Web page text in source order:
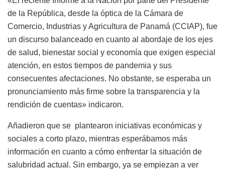
de la República, desde la óptica de la Cámara de
Comercio, Industrias y Agricultura de Panamá (CCIAP), fue
un discurso balanceado en cuanto al abordaje de los ejes
de salud, bienestar social y economía que exigen especial
atención, en estos tiempos de pandemia y sus
consecuentes afectaciones. No obstante, se esperaba un
pronunciamiento más firme sobre la transparencia y la
rendición de cuentas» indicaron.
Añadieron que se plantearon iniciativas económicas y
sociales a corto plazo, mientras esperábamos más
información en cuanto a cómo enfrentar la situación de
salubridad actual. Sin embargo, ya se empiezan a ver